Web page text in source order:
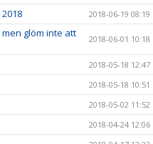
2018-06-19 08:19
glöm inte att
2018-06-01 10:18
2018-05-18 12:47
2018-05-18 10:51
2018-05-02 11:52
2018-04-24 12:06